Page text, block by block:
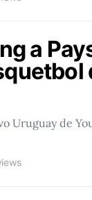
a
Uruguay de